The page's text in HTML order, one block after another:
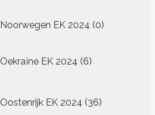
Noorwegen EK 2024 00
Oekraïne EK 2024 6
producten
Oostenrijk EK 2024 36
producten